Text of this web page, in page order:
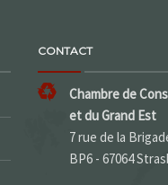
CONTACT
Chambre de
et du Grand Est
7 rue de la
BP6 - 67064